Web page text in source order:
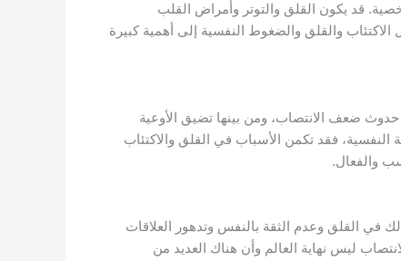
قد يكون القلق والتوتر وأمراض القلب
والقلق والضغوط النفسية إلى أهمية كبيرة
ضعف الانتصاب، ومن بينها تضيق الأوعية
فقد تكمن الأسباب في القلق والاكتئاب
والفعال.
القلق وعدم الثقة بالنفس وتدهور العلاقات
ليس نهاية العالم وأن هناك العديد من